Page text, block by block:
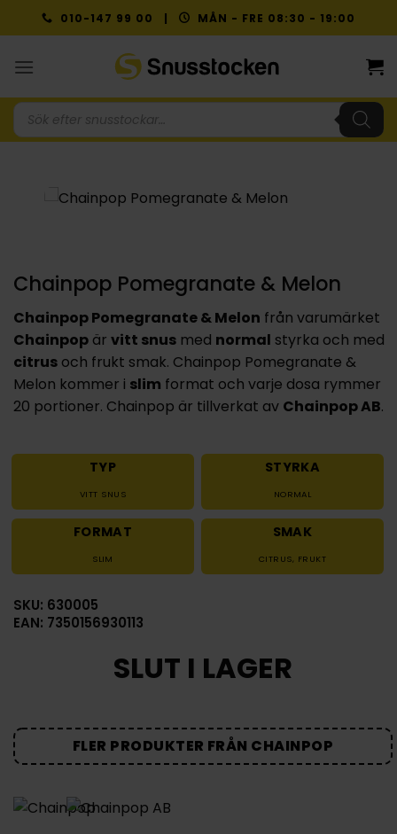
to
010-147 99 00 | MÅN - FRE 08:30 - 19:00
Produktsökning
Chainpop Pomegranate & Melon
Chainpop Pomegranate & Melon från varumärket
Chainpop är vitt snus med normal styrka och med
citrus och frukt smak. Chainpop Pomegranate &
Melon kommer i slim format och varje dosa rymmer
20 portioner. Chainpop är tillverkat av Chainpop AB.
TYP
VITT SNUS
STYRKA
NORMAL
FORMAT
SLIM
SMAK
CITRUS, FRUKT
SKU: 630005
EAN: 7350156930113
SLUT I LAGER
FLER PRODUKTER FRÅN CHAINPOP